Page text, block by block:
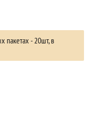
пакетах - 20шт, в